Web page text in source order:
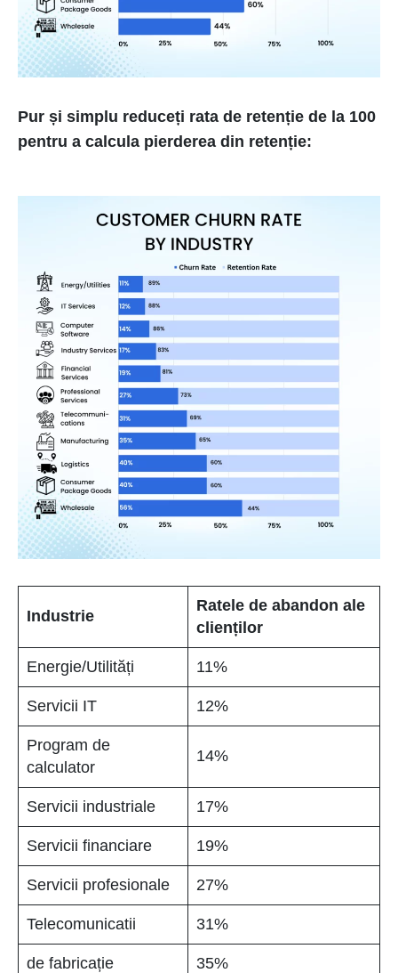
Pur și simplu reduceți rata de retenție de la 100
pentru a calcula pierderea din retenție:
Industrie
Ratele de abandon ale
clienților
Energie/Utilități 11%
Servicii IT 12%
Program de
calculator
14%
Servicii industriale 17%
Servicii financiare 19%
Servicii profesionale 27%
Telecomunicatii 31%
de fabricație 35%